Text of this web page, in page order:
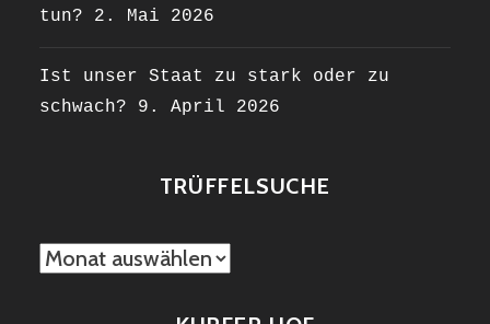
tun?
2. Mai 2026
Ist unser Staat zu stark oder zu
schwach?
9. April 2026
TRÜFFELSUCHE
TRÜFFELSUCHE